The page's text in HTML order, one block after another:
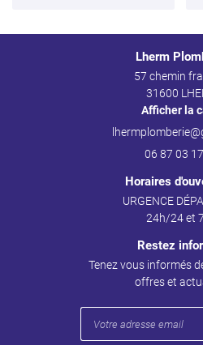
Lherm
57 chemin
31600
Afficher la
06 87 03
Horaires
URGENCE
24h/24 et
Restez
Tenez vous informés
offres et